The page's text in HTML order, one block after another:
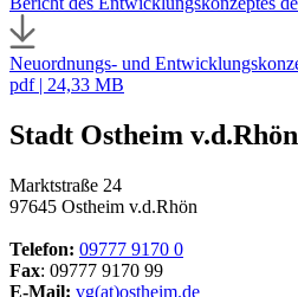
Neuordnungs- und
pdf | 24,33 MB
Stadt Ostheim v.d.Rhön
Marktstraße 24
97645 Ostheim v.d.Rhön
Telefon: 09777 9170 0
Fax: 09777 9170 99
E-Mail: vg(at)ostheim.de